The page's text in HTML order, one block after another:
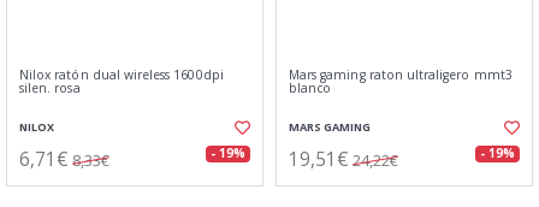
Nilox ratón dual wireless 1600dpi
silen. rosa
NILOX
6,71€ 8,33€ - 19%
Mars gaming raton ultraligero mmt3
blanco
MARS GAMING
19,51€ 24,22€ - 19%